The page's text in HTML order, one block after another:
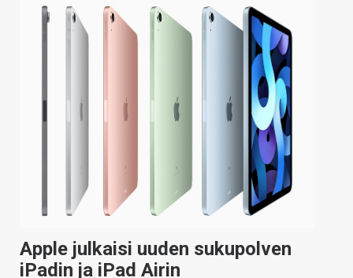
Apple julkaisi uuden sukupolven
iPadin ja iPad Airin